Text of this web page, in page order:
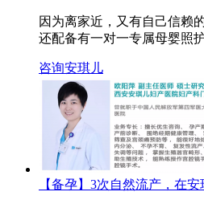
因为离家近，又有自己信赖
还配备有一对一专属母婴照
咨询安琪儿
【备孕】3次自然流产，在